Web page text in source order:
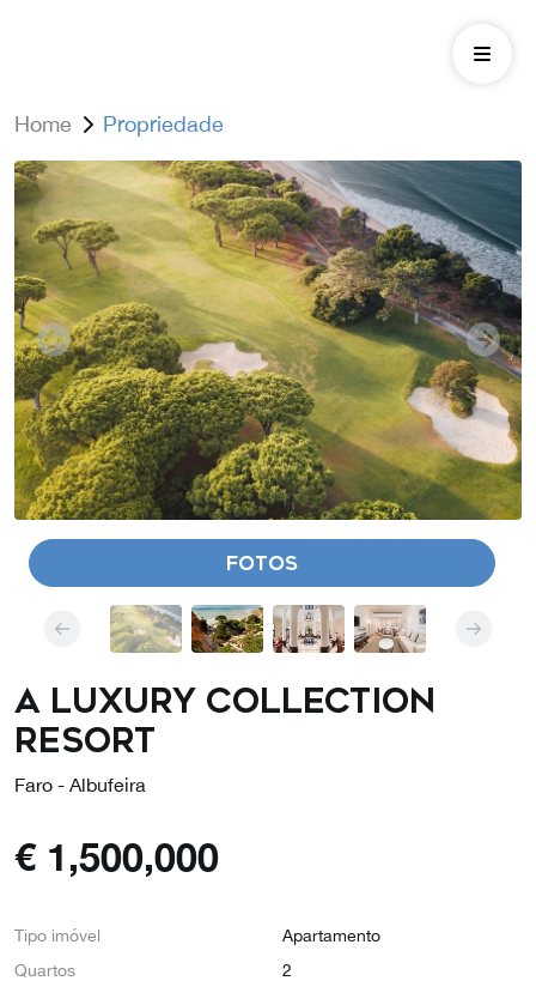
Home Propriedade
FOTOS
A LUXURY COLLECTION
RESORT
Faro - Albufeira
€ 1,500,000
Tipo imóvel
Apartamento
Quartos
2